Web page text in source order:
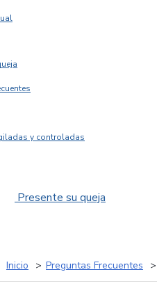
y controladas
Presente su queja
Inicio Preguntas Frecuentes